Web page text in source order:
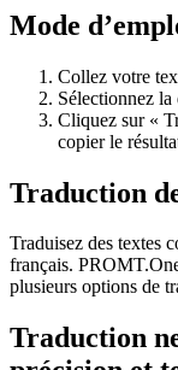
Mode
Collez votre
Sélectionnez
Cliquez sur «
copier le
Traduction
Traduisez des textes
français.
plusieurs options de
Traduction